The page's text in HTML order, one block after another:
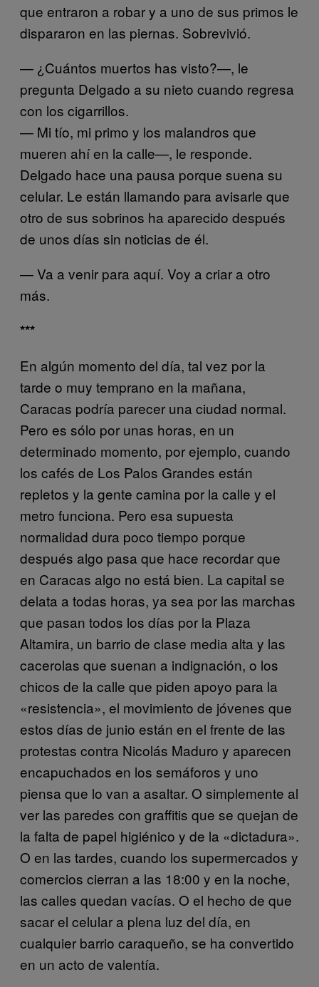
que entraron a robar y a uno de sus primos le
dispararon en las piernas. Sobrevivió.
— ¿Cuántos muertos has visto?—, le
pregunta Delgado a su nieto cuando regresa
con los cigarrillos.
— Mi tío, mi primo y los malandros que
mueren ahí en la calle—, le responde.
Delgado hace una pausa porque suena su
celular. Le están llamando para avisarle que
otro de sus sobrinos ha aparecido después
de unos días sin noticias de él.
— Va a venir para aquí. Voy a criar a otro
más.
***
En algún momento del día, tal vez por la
tarde o muy temprano en la mañana,
Caracas podría parecer una ciudad normal.
Pero es sólo por unas horas, en un
determinado momento, por ejemplo, cuando
los cafés de Los Palos Grandes están
repletos y la gente camina por la calle y el
metro funciona. Pero esa supuesta
normalidad dura poco tiempo porque
después algo pasa que hace recordar que
en Caracas algo no está bien. La capital se
delata a todas horas, ya sea por las marchas
que pasan todos los días por la Plaza
Altamira, un barrio de clase media alta y las
cacerolas que suenan a indignación, o los
chicos de la calle que piden apoyo para la
«resistencia», el movimiento de jóvenes que
estos días de junio están en el frente de las
protestas contra Nicolás Maduro y aparecen
encapuchados en los semáforos y uno
piensa que lo van a asaltar. O simplemente al
ver las paredes con graffitis que se quejan de
la falta de papel higiénico y de la «dictadura».
O en las tardes, cuando los supermercados y
comercios cierran a las 18:00 y en la noche,
las calles quedan vacías. O el hecho de que
sacar el celular a plena luz del día, en
cualquier barrio caraqueño, se ha convertido
en un acto de valentía.